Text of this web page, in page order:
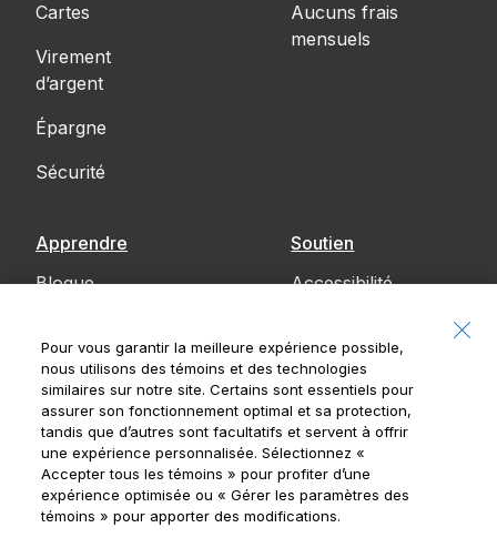
Cartes
Virement
d’argent
Épargne
Sécurité
Aucuns frais
mensuels
Apprendre
Blogue
Soutien
Accessibilité
avec nous
Avis
Banque Royale du Canada, © 2026
20, rue King Ouest, 8e étage, Toronto (Ontario)
Pour vous garantir la meilleure expérience possible,
nous utilisons des témoins et des technologies
similaires sur notre site. Certains sont essentiels pour
assurer son fonctionnement optimal et sa protection,
tandis que d’autres sont facultatifs et servent à offrir
une expérience personnalisée. Sélectionnez «
Accepter tous les témoins » pour profiter d’une
expérience optimisée ou « Gérer les paramètres des
témoins » pour apporter des modifications.